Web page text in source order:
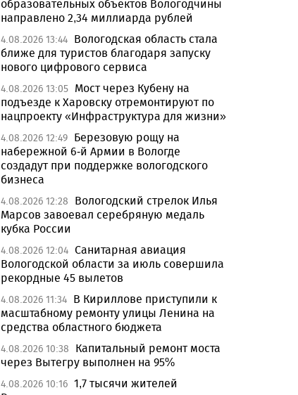
образовательных объектов Вологодчины
направлено 2,34 миллиарда рублей
4.08.2026 13:44 Вологодская область стала
ближе для туристов благодаря запуску
нового цифрового сервиса
4.08.2026 13:05 Мост через Кубену на
подъезде к Харовску отремонтируют по
нацпроекту «Инфраструктура для жизни»
4.08.2026 12:49 Березовую рощу на
набережной 6-й Армии в Вологде
создадут при поддержке вологодского
бизнеса
4.08.2026 12:28
Вологодский стрелок Илья
Марсов завоевал серебряную медаль
кубка России
4.08.2026 12:04 Санитарная авиация
Вологодской области за июль совершила
рекордные 45 вылетов
4.08.2026 11:34 В Кириллове приступили к
масштабному ремонту улицы Ленина на
средства областного бюджета
4.08.2026 10:38
Капитальный ремонт моста
через Вытегру выполнен на 95%
4.08.2026 10:16 1,7 тысячи жителей